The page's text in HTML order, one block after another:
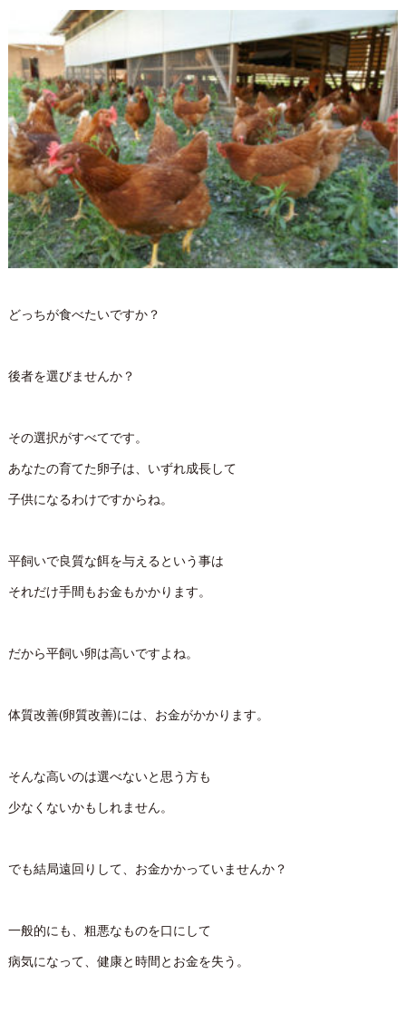
どっちが食べたいですか？
後者を選びませんか？
その選択がすべてです。
あなたの育てた卵子は、いずれ成長して
子供になるわけですからね。
平飼いで良質な餌を与えるという事は
それだけ手間もお金もかかります。
だから平飼い卵は高いですよね。
体質改善(卵質改善)には、お金がかかります。
そんな高いのは選べないと思う方も
少なくないかもしれません。
でも結局遠回りして、お金かかっていませんか？
一般的にも、粗悪なものを口にして
病気になって、健康と時間とお金を失う。